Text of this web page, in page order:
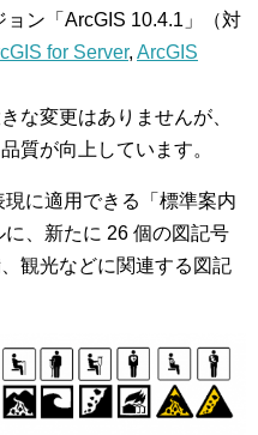
ョン「ArcGIS 10.4.1」（対
for Server, ArcGIS
な変更はありませんが、
質が向上しています。
に適用できる「標準案内
、新たに 26 個の図記号
観光などに関連する図記